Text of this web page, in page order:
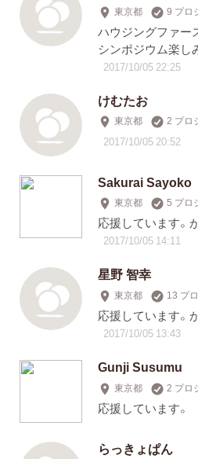
東京都 9 プロ
ハウジングファー
シンポジウム楽し
2017/10/05 22:25
けむたお
東京都 2 プロ
2017/10/05 20:52
Sakurai Sayoko
東京都 5 プロ
応援しています。
2017/10/05 14:11
星野 智幸
東京都 13 プ
応援しています。
2017/10/05 13:43
Gunji Susumu
東京都 2 プロ
応援しています。
らっきょぱん